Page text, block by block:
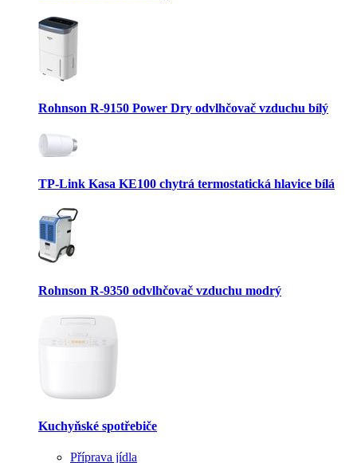
Rohnson R-9150 Power Dry odvlhčovač vzduchu bílý
TP-Link Kasa KE100 chytrá termostatická hlavice bílá
Rohnson R-9350 odvlhčovač vzduchu modrý
Kuchyňské spotřebiče
Příprava jídla